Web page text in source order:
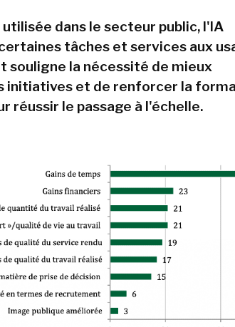
utilisée dans le secteur public, l'IA
tâches et services aux
souligne la nécessité de mieux
initiatives et de renforcer la
réussir le passage à l'échelle.